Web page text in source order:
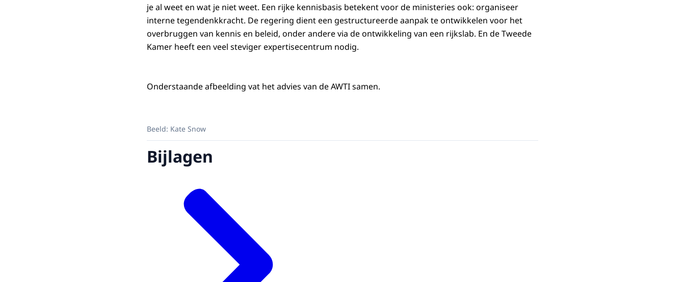
je al weet en wat je niet weet. Een rijke kennisbasis betekent voor de ministeries ook: organiseer
interne tegendenkkracht. De regering dient een gestructureerde aanpak te ontwikkelen voor het
overbruggen van kennis en beleid, onder andere via de ontwikkeling van een rijkslab. En de Tweede
Kamer heeft een veel steviger expertisecentrum nodig.
Onderstaande afbeelding vat het advies van de AWTI samen.
Beeld: Kate Snow
Bijlagen